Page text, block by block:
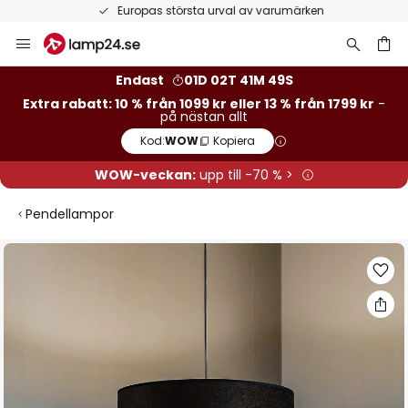
Europas största urval av varumärken
Hoppa
till
Endast
01D 02T 41M 49S
Extra rabatt: 10 % från 1099 kr eller 13 % från 1799 kr -
på nästan allt
Kod:WOW Kopiera
WOW-veckan:upp till -70 % >
Pendellampor
Hoppa